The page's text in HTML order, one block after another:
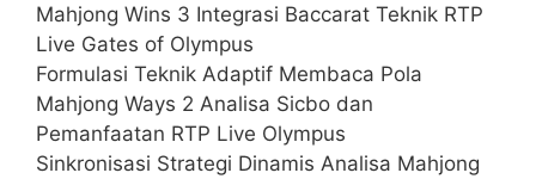
Mahjong Wins 3 Integrasi Baccarat Teknik RTP
Live Gates of Olympus
Formulasi Teknik Adaptif Membaca Pola
Mahjong Ways 2 Analisa Sicbo dan
Pemanfaatan RTP Live Olympus
Sinkronisasi Strategi Dinamis Analisa Mahjong